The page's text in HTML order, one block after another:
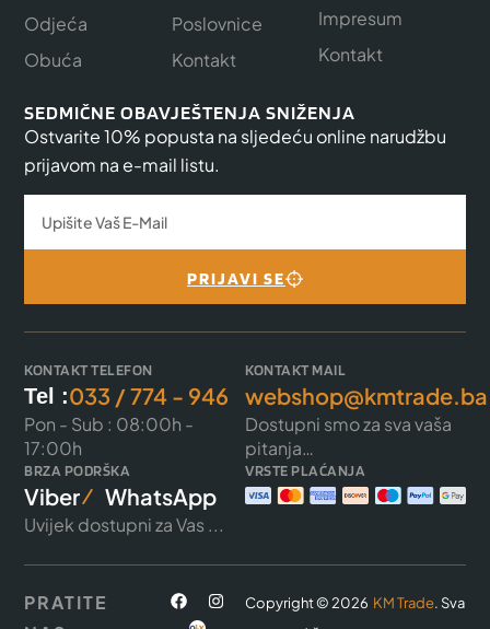
Odjeća
Obuća
Poslovnice
Kontakt
Impresum
Kontakt
SEDMIČNE OBAVJEŠTENJA SNIŽENJA
Ostvarite 10% popusta na sljedeću online narudžbu
prijavom na e-mail listu.
PRIJAVI SE
KONTAKT TELEFON
Tel :033 / 774 - 946
Pon - Sub : 08:00h -
17:00h
KONTAKT MAIL
webshop@kmtrade.ba
Dostupni smo za sva vaša
pitanja…
BRZA PODRŠKA
Viber WhatsApp
Uvijek dostupni za Vas ...
VRSTE PLAĆANJA
Copyright © 2026 KM Trade. Sva
PRATITE